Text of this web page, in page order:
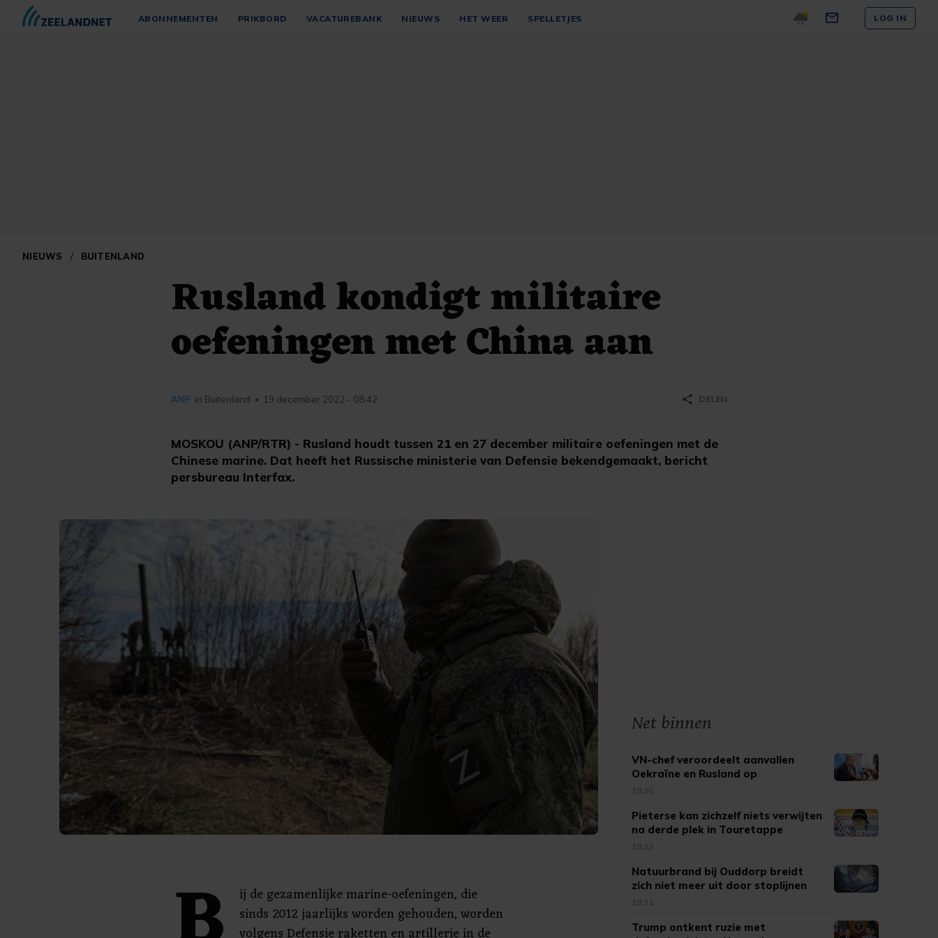
ABONNEMENTEN PRIKBORD VACATUREBANK NIEUWS HET WEER SPELLETJES LOG IN
NIEUWS / BUITENLAND
Rusland kondigt militaire
oefeningen met China aan
MOSKOU (ANP/RTR) - Rusland houdt tussen 21 en 27 december militaire oefeningen met de
Chinese marine. Dat heeft het Russische ministerie van Defensie bekendgemaakt, bericht
persbureau Interfax.
ANP in Buitenland • 19 december 2022 - 08:42 share DELEN
ij de gezamenlijke marine-oefeningen, die
sinds 2012 jaarlijks worden gehouden, worden
Net binnen
VN-chef veroordeelt aanvallen
Oekraïne en Rusland op
burgerdoelen
19:25
Pieterse kan zichzelf niets verwijten
na derde plek in Touretappe
19:22
Natuurbrand bij Ouddorp breidt
zich niet meer uit door stoplijnen
19:21
Trump ontkent ruzie met